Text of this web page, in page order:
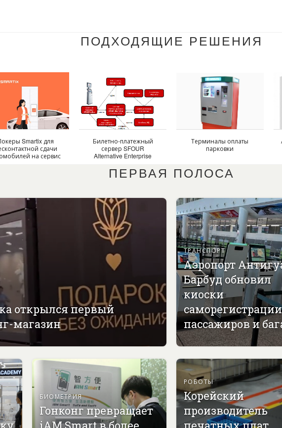
ПОДХОДЯЩИЕ РЕШЕНИЯ
Smartix для
сдачи
на сервис
Билетно-платежный
сервер SFOUR
Alternative Enterprise
Терминалы оплаты
парковки
ПЕРВАЯ ПОЛОСА
открылся первый
магазин
ТРАНСПОРТ
Аэропорт
Барбуд обновил
киоски
саморегистрации
пассажиров и
БИОМЕТРИЯ
Гонконг превращает
РОБОТЫ
Корейский
производитель